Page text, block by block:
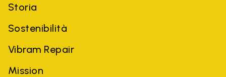
Storia
Sostenibilità
Vibram Repair
Mission